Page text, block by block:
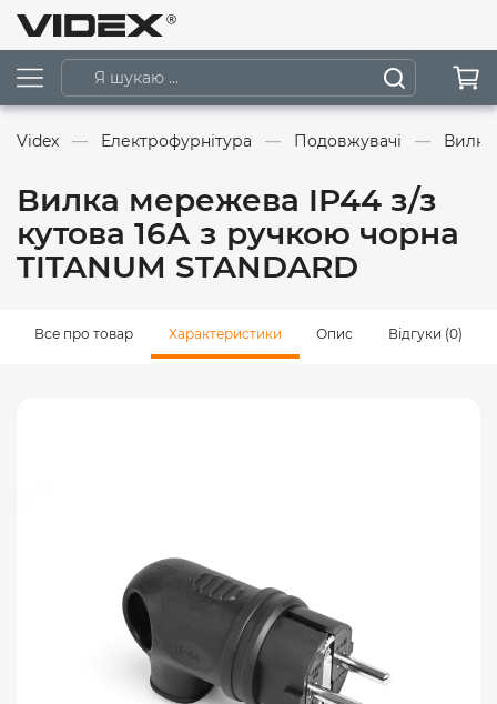
Videx Електрофурнітура Подовжувачі Вилки
Вилка мережева IP44 з/з
кутова 16А з ручкою чорна
TITANUM STANDARD
Все про товар Характеристики Опис Відгуки (0)